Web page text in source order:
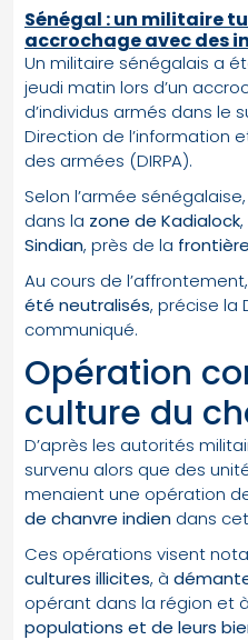
Sénégal : un militaire
accrochage avec des
Casamance
Un militaire sénégalais a
jeudi matin lors d’un
d’individus armés dans le
Direction de l’information
des armées (DIRPA).
Selon l’armée
dans la zone de Kadialock
Sindian, près de la
Au cours de l’affrontement,
été neutralisés, précise la
communiqué.
Opération
culture du
D’après les autorités
survenu alors que des
menaient une opération
de chanvre indien dans
Ces opérations visent
cultures illicites, à
opérant dans la région et à
populations et de leurs